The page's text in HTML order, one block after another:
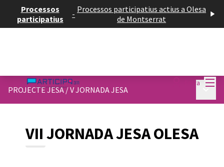
Processos
participatius
- Processos participatius actius a Olesa
de Montserrat
Entra
PROJECTE JESA /V JORNADA JESA
VII JORNADA JESA OLESA